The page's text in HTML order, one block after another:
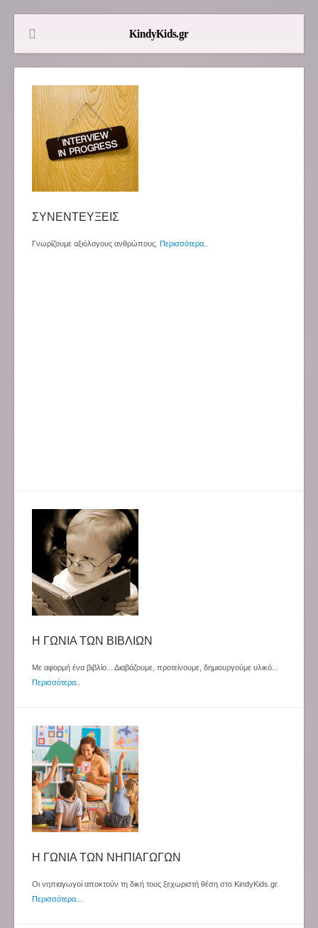
ΣΥΝΕΝΤΕΥΞΕΙΣ
Γνωρίζουμε αξιόλογους ανθρώπους. Περισσότερα
Η ΓΩΝΙΑ ΤΩΝ ΒΙΒΛΙΩΝ
Με αφορμή ένα βιβλίο... Διαβάζουμε, προτείνουμε, δημιουργούμε υλικό...
Περισσότερα
Η ΓΩΝΙΑ ΤΩΝ ΝΗΠΙΑΓΩΓΩΝ
Οι νηπιαγωγοί αποκτούν τη δική τους ξεχωριστή θέση στο KindyKids.gr.
Περισσότερα...